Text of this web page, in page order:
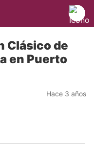
Clásico de
en Puerto
Hace 3 años